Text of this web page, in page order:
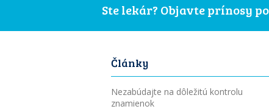
Ste lekár? Objavte prínosy
Články
Nezabúdajte na dôležitú kontrolu
znamienok